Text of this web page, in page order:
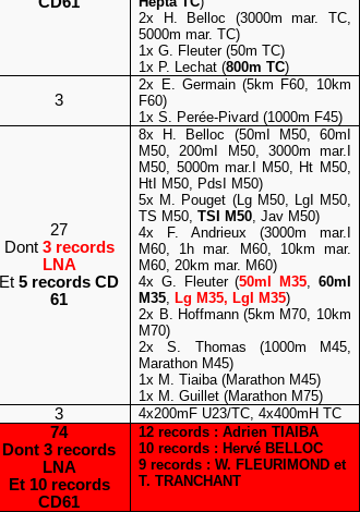
2x H. Belloc (3000m mar. TC,
5000m mar. TC)
1x G. Fleuter (50m TC)
1x P. Lechat (800m TC)
3
2x E. Germain (5km F60, 10km
F60)
1x S. Perée-Pivard (1000m F45)
27
Dont 3 records
LNA
Et 5 records CD
61
8x H. Belloc (50mI M50, 60mI
M50, 200mI M50, 3000m mar.I
M50, 5000m mar.I M50, Ht M50,
HtI M50, PdsI M50)
5x M. Pouget (Lg M50, LgI M50,
TS M50,TSI M50 , Jav M50)
4x F. Andrieux (3000m mar.I
M60, 1h mar.
M60, 10km mar.
M60, 20km mar. M60)
4x G. Fleuter (50mI M35
60mI
M35
Lg M35, LgI M35)
2x B. Hoffmann (5km M70, 10km
M70)
2x S. Thomas (1000m M45,
Marathon M45)
1x M. Tiaiba (Marathon M45)
1x M. Guillet (Marathon M75)
3 4x200mF U23/TC, 4x400mH TC
74
Dont 3 records
LNA
Et 10 records
CD61
12 records : Adrien TIAIBA
10 records : Hervé BELLOC
9 records : W. FLEURIMOND et
T. TRANCHANT